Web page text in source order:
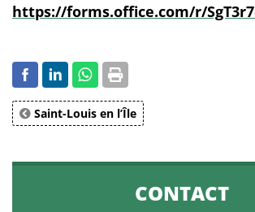
https://forms.office.com/r/
Saint-Louis en l’Île
CONTACT